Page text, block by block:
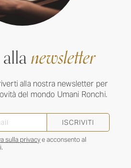
newsletter
alla nostra newsletter per
del mondo Umani Ronchi.
ISCRIVITI
sulla privacye acconsento al